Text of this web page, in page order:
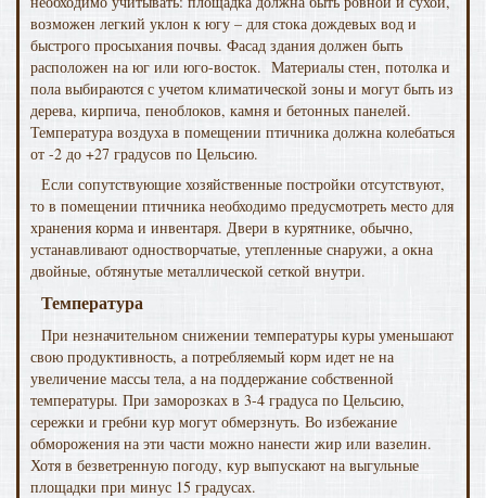
возможен легкий уклон к югу – для стока дождевых вод и
быстрого просыхания почвы. Фасад здания должен быть
расположен на юг или юго-восток. Материалы стен, потолка и
пола выбираются с учетом климатической зоны и могут быть из
дерева, кирпича, пеноблоков, камня и бетонных панелей.
Температура воздуха в помещении птичника должна колебаться
от -2 до +27 градусов по Цельсию.
Если сопутствующие хозяйственные постройки отсутствуют,
то в помещении птичника необходимо предусмотреть место для
хранения корма и инвентаря. Двери в курятнике, обычно,
устанавливают одностворчатые, утепленные снаружи, а окна
двойные, обтянутые металлической сеткой внутри.
Температура
При незначительном снижении температуры куры уменьшают
свою продуктивность, а потребляемый корм идет не на
увеличение массы тела, а на поддержание собственной
температуры. При заморозках в 3-4 градуса по Цельсию,
сережки и гребни кур могут обмерзнуть. Во избежание
обморожения на эти части можно нанести жир или вазелин.
Хотя в безветренную погоду, кур выпускают на выгульные
площадки при минус 15 градусах.